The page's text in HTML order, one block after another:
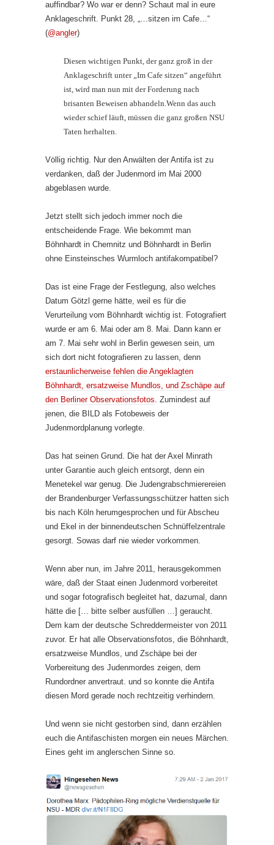
auffindbar? Wo war er denn? Schaut mal in eure
Anklageschrift. Punkt 28, „…sitzen im Cafe…“
(@angler)
Diesen wichtigen Punkt, der ganz groß in der
Anklageschrift unter „Im Cafe sitzen“ angeführt
ist, wird man nun mit der Forderung nach
brisanten Beweisen abhandeln.Wenn das auch
wieder schief läuft, müssen die ganz großen NSU
Taten herhalten.
Völlig richtig. Nur den Anwälten der Antifa ist zu
verdanken, daß der Judenmord im Mai 2000
abgeblasen wurde.
Jetzt stellt sich jedoch immer noch die
entscheidende Frage. Wie bekommt man
Böhnhardt in Chemnitz und Böhnhardt in Berlin
ohne Einsteinsches Wurmloch antifakompatibel?
Das ist eine Frage der Festlegung, also welches
Datum Götzl gerne hätte, weil es für die
Verurteilung vom Böhnhardt wichtig ist. Fotografiert
wurde er am 6. Mai oder am 8. Mai. Dann kann er
am 7. Mai sehr wohl in Berlin gewesen sein, um
sich dort nicht fotografieren zu lassen, denn
erstaunlicherweise fehlen die Angeklagten
Böhnhardt, ersatzweise Mundlos, und Zschäpe auf
den Berliner Observationsfotos. Zumindest auf
jenen, die BILD als Fotobeweis der
Judenmordplanung vorlegte.
Das hat seinen Grund. Die hat der Axel Minrath
unter Garantie auch gleich entsorgt, denn ein
Menetekel war genug. Die Judengrabschmierereien
der Brandenburger Verfassungsschützer hatten sich
bis nach Köln herumgesprochen und für Abscheu
und Ekel in der binnendeutschen Schnüffelzentrale
gesorgt. Sowas darf nie wieder vorkommen.
Wenn aber nun, im Jahre 2011, herausgekommen
wäre, daß der Staat einen Judenmord vorbereitet
und sogar fotografisch begleitet hat, dazumal, dann
hätte die [… bitte selber ausfüllen …] geraucht.
Dem kam der deutsche Schreddermeister von 2011
zuvor. Er hat alle Observationsfotos, die Böhnhardt,
ersatzweise Mundlos, und Zschäpe bei der
Vorbereitung des Judenmordes zeigen, dem
Rundordner anvertraut. und so konnte die Antifa
diesen Mord gerade noch rechtzeitig verhindern.
Und wenn sie nicht gestorben sind, dann erzählen
euch die Antifaschisten morgen ein neues Märchen.
Eines geht im anglerschen Sinne so.